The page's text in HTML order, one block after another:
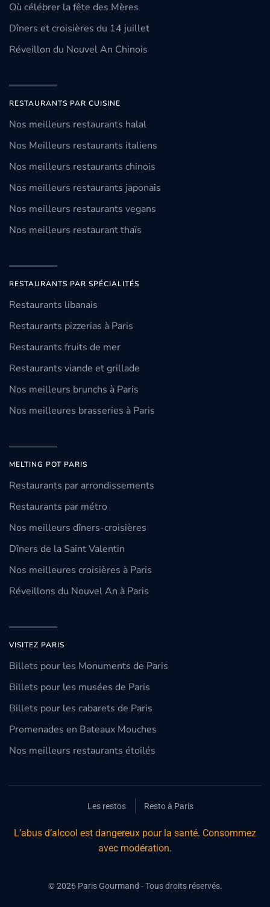
Où célébrer la fête des Mères
Dîners et croisières du 14 juillet
Réveillon du Nouvel An Chinois
RESTAURANTS PAR CUISINE
Nos meilleurs restaurants halal
Nos Meilleurs restaurants italiens
Nos meilleurs restaurants chinois
Nos meilleurs restaurants japonais
Nos meilleurs restaurants vegans
Nos meilleurs restaurant thaïs
RESTAURANTS PAR SPÉCIALITÉS
Restaurants libanais
Restaurants pizzerias à Paris
Restaurants fruits de mer
Restaurants viande et grillade
Nos meilleurs brunchs à Paris
Nos meilleures brasseries à Paris
MELTING POT PARIS
Restaurants par arrondissements
Restaurants par métro
Nos meilleurs dîners-croisières
Dîners de la Saint Valentin
Nos meilleures croisières à Paris
Réveillons du Nouvel An à Paris
VISITEZ PARIS
Billets pour les Monuments de Paris
Billets pour les musées de Paris
Billets pour les cabarets de Paris
Promenades en Bateaux Mouches
Nos meilleurs restaurants étoilés
Les restos Resto à Paris
L’abus d’alcool est dangereux pour la santé. Consommez
avec modération.
©2026Paris Gourmand - Tous droits réservés.